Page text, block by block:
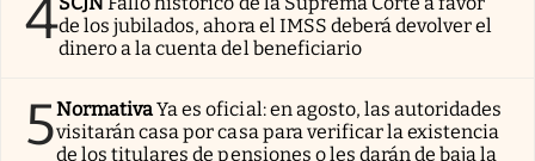
4de los jubilados, ahora el IMSS deberá devolver el
dinero a la cuenta del beneficiario
5NormativaYa es oficial: en agosto, las autoridades
visitarán casa por casa para verificar la existencia
de los titulares de pensiones o les darán de baja la